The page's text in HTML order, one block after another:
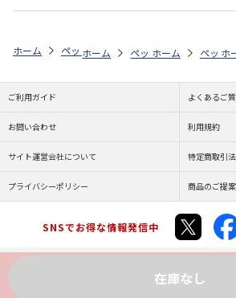
在庫なし
ホーム ペットストア ケージ・飼育その他
ホーム ペットストア ケー
ホーム ペット
ホ
ご利用ガイド よくあるご
お問い合わせ 利用規約
サイト運営会社について 特定商取引
プライバシーポリシー 商品のご提
SNSでお得な情報発信中